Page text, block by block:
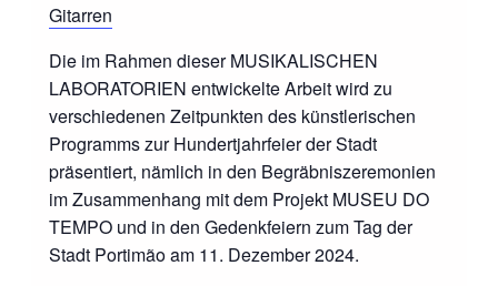
Gitarren
Die im Rahmen dieser MUSIKALISCHEN
LABORATORIEN entwickelte Arbeit wird zu
verschiedenen Zeitpunkten des künstlerischen
Programms zur Hundertjahrfeier der Stadt
präsentiert, nämlich in den Begräbniszeremonien
im Zusammenhang mit dem Projekt MUSEU DO
TEMPO und in den Gedenkfeiern zum Tag der
Stadt Portimão am 11. Dezember 2024.